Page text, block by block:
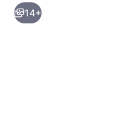
ke
halaman
hasil
14+